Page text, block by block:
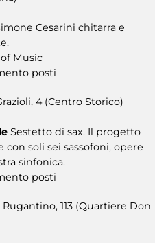
Cesarini chitarra e
Music
posti
4 (Centro Storico)
Sestetto di sax. Il progetto
soli sei sassofoni, opere
sinfonica.
posti
Rugantino, 113 (Quartiere Don